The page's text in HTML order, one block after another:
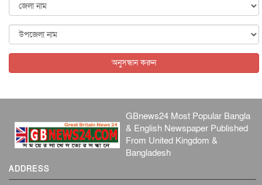
ব্...
অনুসন্ধান করুন
GBnews24 Most Popular Bangla
& English Newspaper Published
From United Kingdom &
Bangladesh
ADDRESS